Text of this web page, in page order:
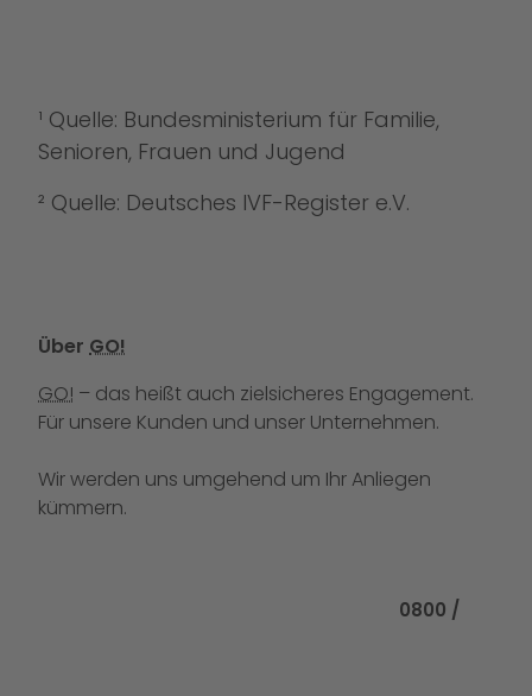
¹ Quelle: Bundesministerium für Familie,
Senioren, Frauen und Jugend
² Quelle: Deutsches IVF-Register e.V.
Über GO!
GO! – das heißt auch zielsicheres Engagement.
Für unsere Kunden und unser Unternehmen.
Wir werden uns umgehend um Ihr Anliegen
kümmern.
0800 /